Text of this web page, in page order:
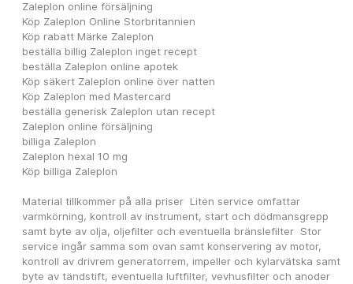
Zaleplon online försäljning
Köp Zaleplon Online Storbritannien
Köp rabatt Märke Zaleplon
beställa billig Zaleplon inget recept
beställa Zaleplon online apotek
Köp säkert Zaleplon online över natten
Köp Zaleplon med Mastercard
beställa generisk Zaleplon utan recept
Zaleplon online försäljning
billiga Zaleplon
Zaleplon hexal 10 mg
Köp billiga Zaleplon
Material tillkommer på alla priser  Liten service omfattar
varmkörning, kontroll av instrument, start och dödmansgrepp
samt byte av olja, oljefilter och eventuella bränslefilter  Stor
service ingår samma som ovan samt konservering av motor,
kontroll av drivrem generatorrem, impeller och kylarvätska samt
byte av tändstift, eventuella luftfilter, vevhusfilter och anoder